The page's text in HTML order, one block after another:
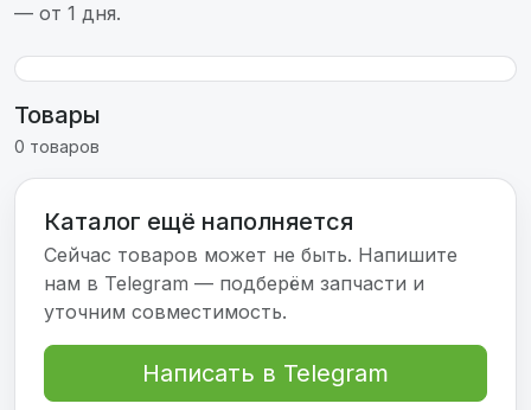
— от 1 дня.
Товары
0 товаров
Каталог ещё наполняется
Сейчас товаров может не быть. Напишите
нам в Telegram — подберём запчасти и
уточним совместимость.
Написать в Telegram